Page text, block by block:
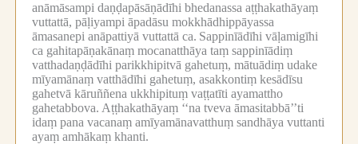
anāmāsampi daṇḍapāsāṇādīhi bhedanassa aṭṭhakathāyaṃ
vuttattā, pāḷiyampi āpadāsu mokkhādhippāyassa
āmasanepi anāpattiyā vuttattā ca. Sappinīādīhi vāḷamigīhi
ca gahitapāṇakānaṃ mocanatthāya taṃ sappinīādiṃ
vatthadaṇḍādīhi parikkhipitvā gahetuṃ, mātuādiṃ udake
mīyamānaṃ vatthādīhi gahetuṃ, asakkontiṃ kesādīsu
gahetvā kāruññena ukkhipituṃ vaṭṭatīti ayamattho
gahetabbova. Aṭṭhakathāyaṃ ‘‘na tveva āmasitabbā’’ti
idaṃ pana vacanaṃ amīyamānavatthuṃ sandhāya vuttanti
ayaṃ amhākaṃ khanti.